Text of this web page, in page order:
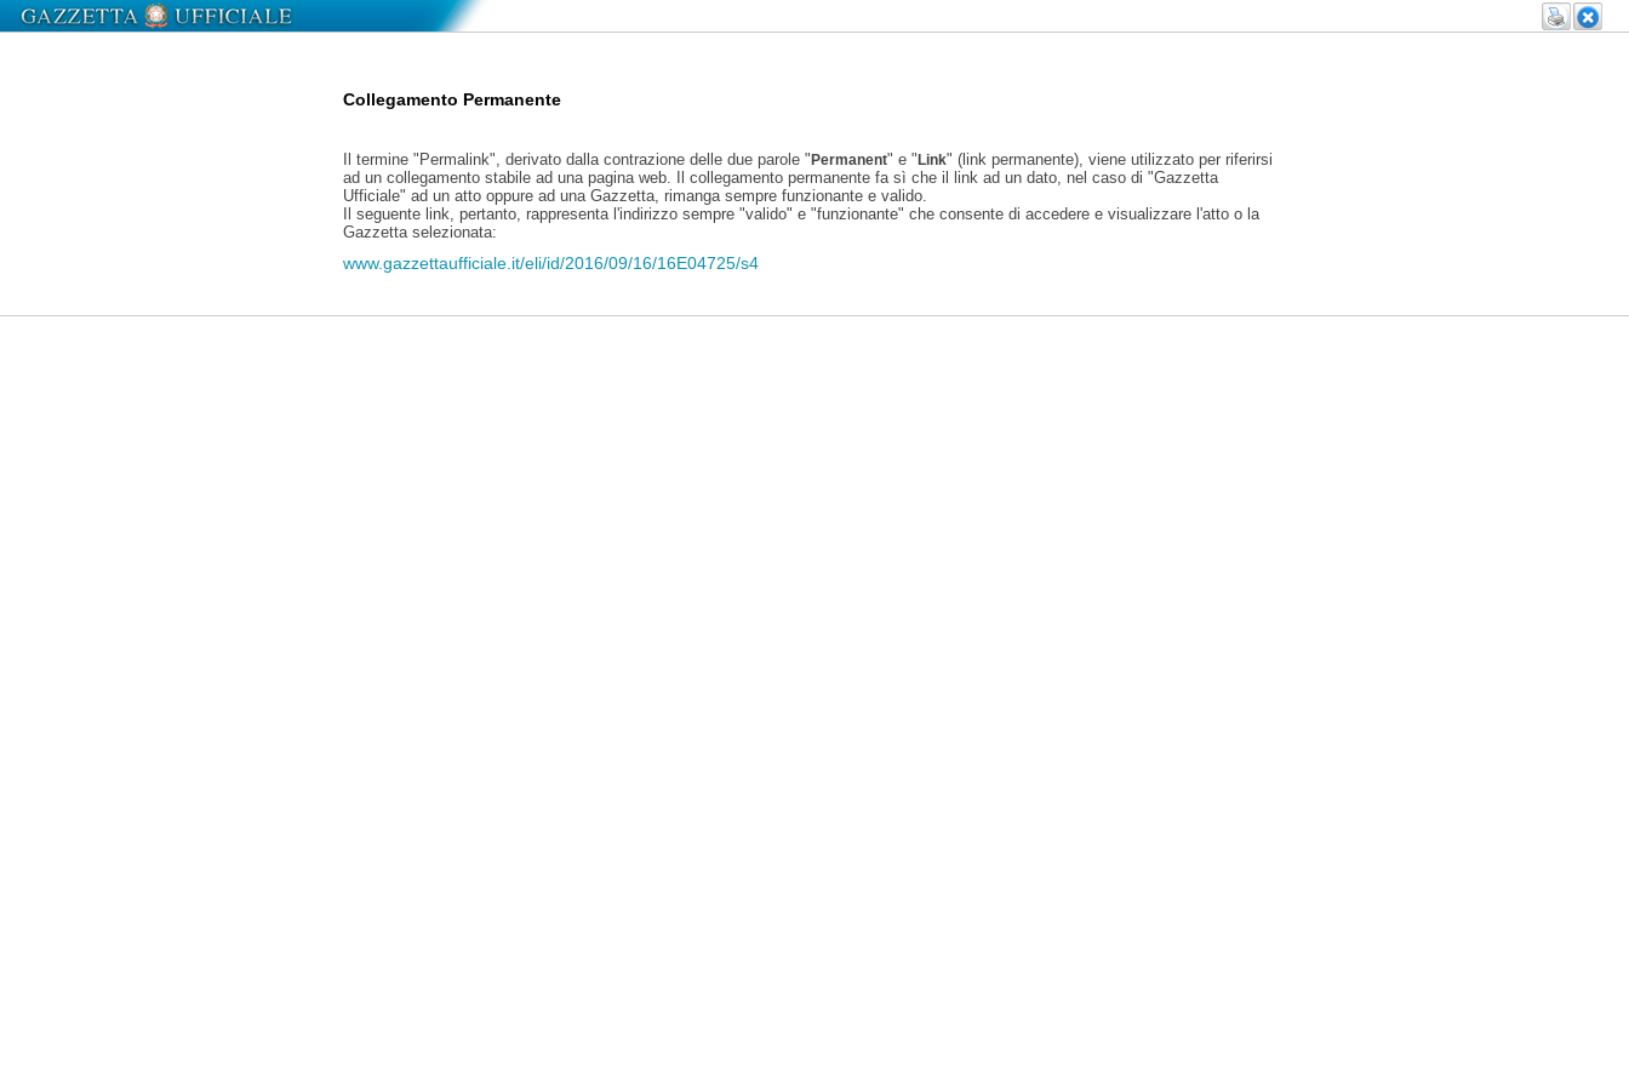
Collegamento Permanente
Il termine "Permalink", derivato dalla contrazione delle due parole "Permanent" e "Link" (link permanente), viene utilizzato per riferirsi
ad un collegamento stabile ad una pagina web. Il collegamento permanente fa sì che il link ad un dato, nel caso di "Gazzetta
Ufficiale" ad un atto oppure ad una Gazzetta, rimanga sempre funzionante e valido.
Il seguente link, pertanto, rappresenta l'indirizzo sempre "valido" e "funzionante" che consente di accedere e visualizzare l'atto o la
Gazzetta selezionata:
www.gazzettaufficiale.it/eli/id/2016/09/16/16E04725/s4